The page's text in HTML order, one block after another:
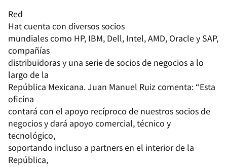
Red
Hat cuenta con diversossocios
mundiales como HP, IBM, Dell, Intel, AMD, Oracle y SAP,
compañías
distribuidoras y una serie de socios de negocios a lo
largo de la
República Mexicana. Juan Manuel Ruiz comenta: “Esta
oficina
contará con el apoyo recíproco de nuestros socios de
negocios y dará apoyo comercial, técnico y
tecnológico,
soportando incluso a partners en el interior de la
República,